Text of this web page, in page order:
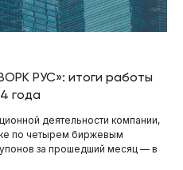
РУС»: итоги работы
года
деятельности компании,
по четырем биржевым
за прошедший месяц — в